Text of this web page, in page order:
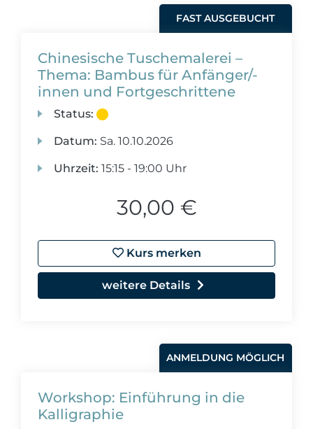
FAST AUSGEBUCHT
Chinesische Tuschemalerei –
Thema: Bambus für Anfänger/-
innen und Fortgeschrittene
Status:
Datum: Sa. 10.10.2026
Uhrzeit: 15:15 - 19:00 Uhr
30,00 €
Kurs merken
weitere Details
ANMELDUNG MÖGLICH
Workshop: Einführung in die
Kalligraphie